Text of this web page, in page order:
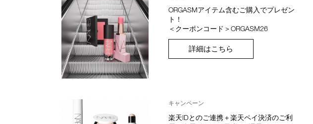
ORGASMアイテム含むご購入でプレゼン
ト！
＜クーポンコード＞ORGASM26
詳細はこちら
キャンペーン
楽天IDとのご連携＋楽天ペイ決済のご利